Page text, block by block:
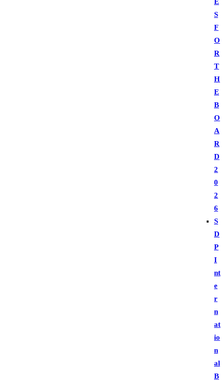
S
F
O
R
T
H
E
B
O
A
R
D
2
0
2
6
S
D
P
I
nt
e
r
n
at
io
n
al
B